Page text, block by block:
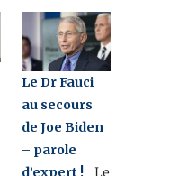
Le Dr Fauci
au secours
de Joe Biden
– parole
d’expert !